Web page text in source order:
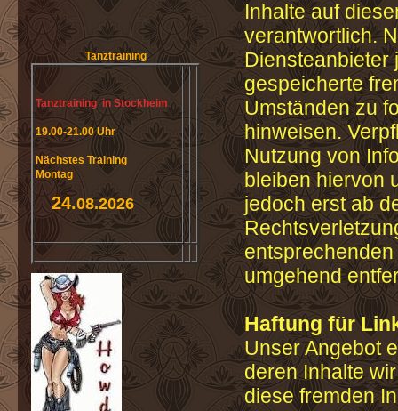
Inhalte auf
verantwortlich.
Diensteanbieter
gespeicherte
Umständen zu
hinweisen.
Nutzung von
bleiben hiervon
jedoch erst ab
umgehend
Haftung für
Unser Angebot
deren Inhalte
diese fremden
Tanztraining
Tanztraining in Stockheim
19.00-21.00 Uhr
Nächstes Training
Montag
24.08.2026